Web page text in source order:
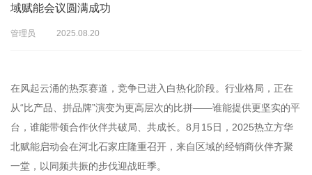
域赋能会议圆满成功
管理员 2025.08.20
在风起云涌的热泵赛道，竞争已进入白热化阶段。行业格局，正在
从“比产品、拼品牌”演变为更高层次的比拼——谁能提供更坚实的平
台，谁能带领合作伙伴共破局、共成长。8月15日，2025热立方华
北赋能启动会在河北石家庄隆重召开，来自区域的经销商伙伴齐聚
一堂，以同频共振的步伐迎战旺季。